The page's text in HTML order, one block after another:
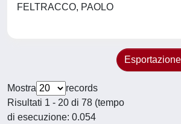
FELTRACCO, PAOLO
Esportazione
Mostra
records
Risultati 1 - 20 di 78 (tempo
di esecuzione: 0.054